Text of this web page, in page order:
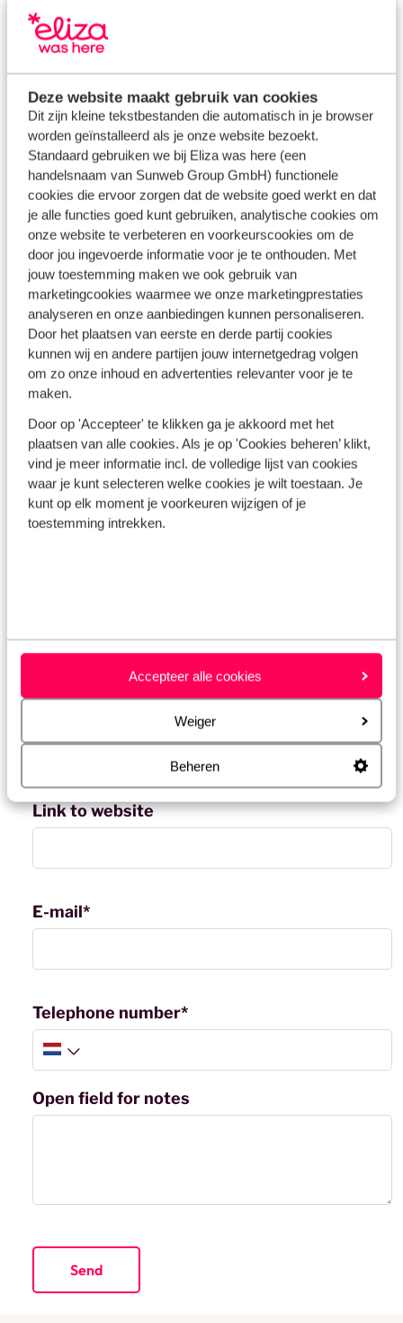
Deze website maakt gebruik van cookies
Dit zijn kleine tekstbestanden die automatisch in je browser
worden geïnstalleerd als je onze website bezoekt.
Standaard gebruiken we bij Eliza was here (een
handelsnaam van Sunweb Group GmbH) functionele
cookies die ervoor zorgen dat de website goed werkt en dat
je alle functies goed kunt gebruiken, analytische cookies om
onze website te verbeteren en voorkeurscookies om de
door jou ingevoerde informatie voor je te onthouden. Met
jouw toestemming maken we ook gebruik van
marketingcookies waarmee we onze marketingprestaties
analyseren en onze aanbiedingen kunnen personaliseren.
Door het plaatsen van eerste en derde partij cookies
kunnen wij en andere partijen jouw internetgedrag volgen
om zo onze inhoud en advertenties relevanter voor je te
maken.
Door op 'Accepteer' te klikken ga je akkoord met het
plaatsen van alle cookies. Als je op 'Cookies beheren’ klikt,
vind je meer informatie incl. de volledige lijst van cookies
waar je kunt selecteren welke cookies je wilt toestaan. Je
kunt op elk moment je voorkeuren wijzigen of je
toestemming intrekken.
Accepteer alle cookies
Weiger
Beheren
House number addition
Country*
Region*
Google Maps URL / GPS coordinates
Link to website
E-mail*
Telephone number*
Open field for notes